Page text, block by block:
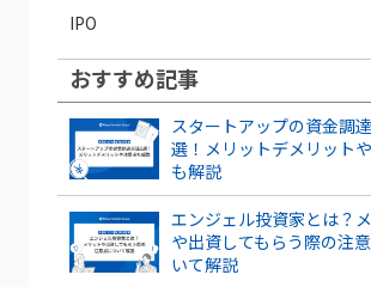
ストックオプション発行は株価
響する？株価の上昇・下落ケー
ベンチャー企業のストックオプシ
は？導入するメリット・デメリ
意点を解説
IPO
スタートアップがIPOするメリッ
メリットとは？成功させるポイ
説
IPOとは？POや上場との違いや
ト・デメリットも解説
もっとみる
おすすめ記事
スタートアップの資金調
選！メリットデメリット
も解説
エンジェル投資家とは？
や出資してもらう際の注
いて解説